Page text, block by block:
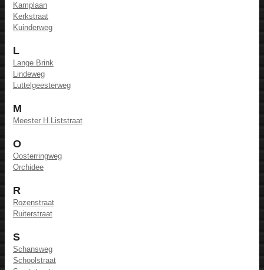
Kamplaan
Kerkstraat
Kuinderweg
L
Lange Brink
Lindeweg
Luttelgeesterweg
M
Meester H.Liststraat
O
Oosterringweg
Orchidee
R
Rozenstraat
Ruiterstraat
S
Schansweg
Schoolstraat